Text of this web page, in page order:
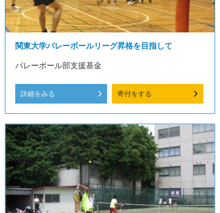
関東大学バレーボールリーグ昇格を目指して
バレーボール部支援基金
詳細をみる 寄付をする